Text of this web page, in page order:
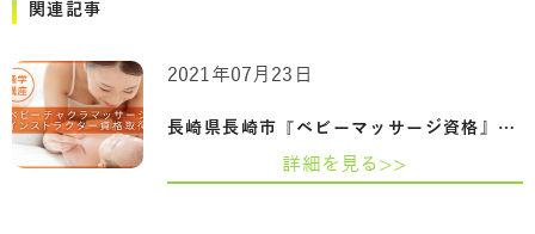
関連記事
長崎県長崎市『ベビーマッサージ資格』ヨ…
2021年07月23日
詳細を見る>>